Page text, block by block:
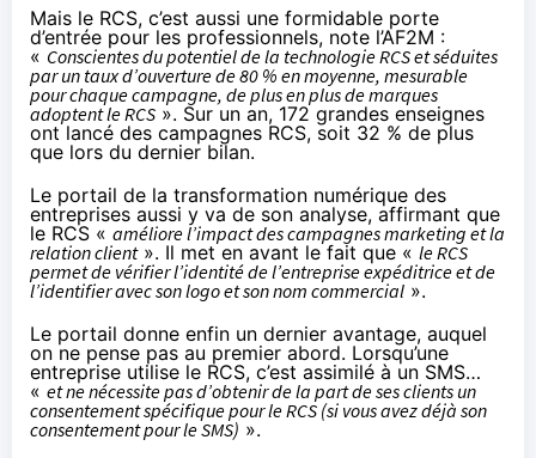
Mais le RCS, c’est aussi une formidable porte
d’entrée pour les professionnels, note l’AF2M :
« Conscientes du potentiel de la technologie RCS et séduites
par un taux d’ouverture de 80 % en moyenne, mesurable
pour chaque campagne, de plus en plus de marques
adoptent le RCS ». Sur un an, 172 grandes enseignes
ont lancé des campagnes RCS, soit 32 % de plus
que lors du dernier bilan.
Le portail de la transformation numérique des
entreprises aussi y va de son analyse, affirmant que
le RCS « améliore l’impact des campagnes marketing et la
relation client». Il met en avant le fait que « le RCS
permet de vérifier l’identité de l’entreprise expéditrice et de
l’identifier avec son logo et son nom commercial ».
Le portail donne enfin un dernier avantage, auquel
on ne pense pas au premier abord. Lorsqu’une
entreprise utilise le RCS, c’est assimilé à un SMS…
« et ne nécessite pas d’obtenir de la part de ses clients un
consentement spécifique pour le RCS (si vous avez déjà son
consentement pour le SMS) ».